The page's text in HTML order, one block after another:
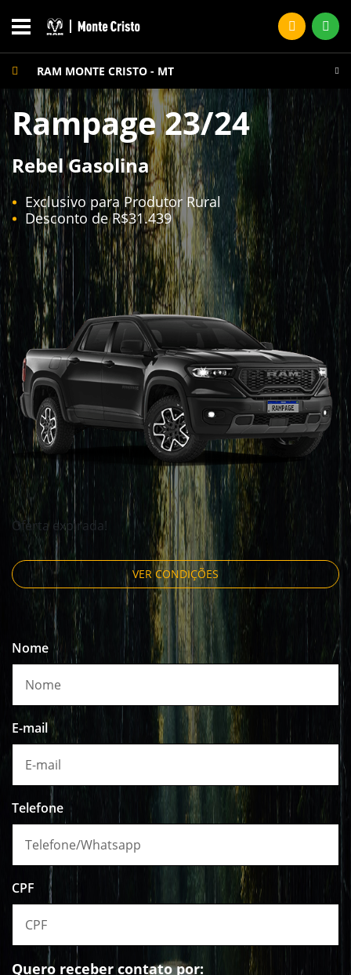
RAM MONTE CRISTO - MT
Rampage 23/24
Rebel Gasolina
Oferta expirada!
Exclusivo para Produtor Rural
Desconto de R$31.439
VER CONDIÇÕES
Nome
E-mail
Telefone
CPF
Quero receber contato por: